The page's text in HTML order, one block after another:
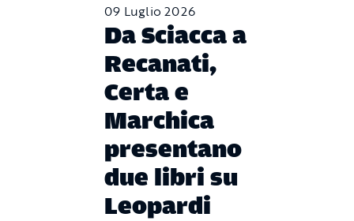
09 Luglio 2026
Da Sciacca a
Recanati,
Certa e
Marchica
presentano
due libri su
Leopardi